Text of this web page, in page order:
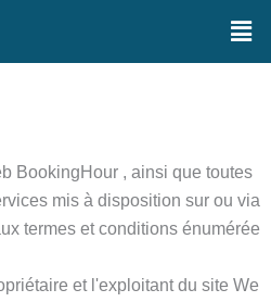
BookingHour , ainsi que toutes
mis à disposition sur ou via
termes et conditions énumérée
et l'exploitant du site We